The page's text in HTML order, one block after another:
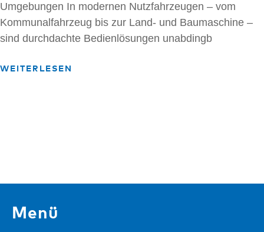
Umgebungen In modernen Nutzfahrzeugen – vom
Kommunalfahrzeug bis zur Land- und Baumaschine –
sind durchdachte Bedienlösungen unabdingb
WEITERLESEN
Menü